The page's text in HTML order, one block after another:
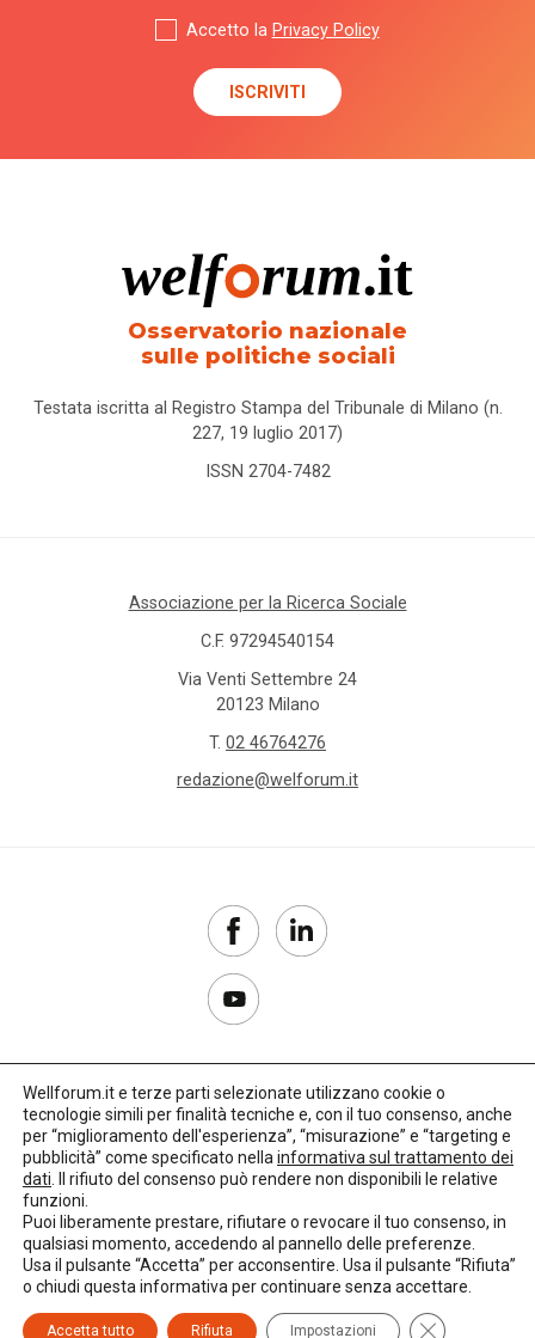
Accetto la Privacy Policy
Osservatorio nazionale
sulle politiche sociali
Testata iscritta al Registro Stampa del Tribunale di Milano (n.
227, 19 luglio 2017)
ISSN 2704-7482
Associazione per la Ricerca Sociale
C.F. 97294540154
Via Venti Settembre 24
20123 Milano
T. 02 46764276
redazione@welforum.it
Copyright 2017–2026
Privacy Policy
Credits: LO Studio
Wellforum.it e terze parti selezionate utilizzano cookie o
tecnologie simili per finalità tecniche e, con il tuo consenso, anche
per “miglioramento dell'esperienza”, “misurazione” e “targeting e
pubblicità” come specificato nella informativa sul trattamento dei
dati . Il rifiuto del consenso può rendere non disponibili le relative
funzioni.
Puoi liberamente prestare, rifiutare o revocare il tuo consenso, in
qualsiasi momento, accedendo al pannello delle preferenze.
Usa il pulsante “Accetta” per acconsentire. Usa il pulsante “Rifiuta”
o chiudi questa informativa per continuare senza accettare.
Accetta tutto Rifiuta Impostazioni Close GDPR